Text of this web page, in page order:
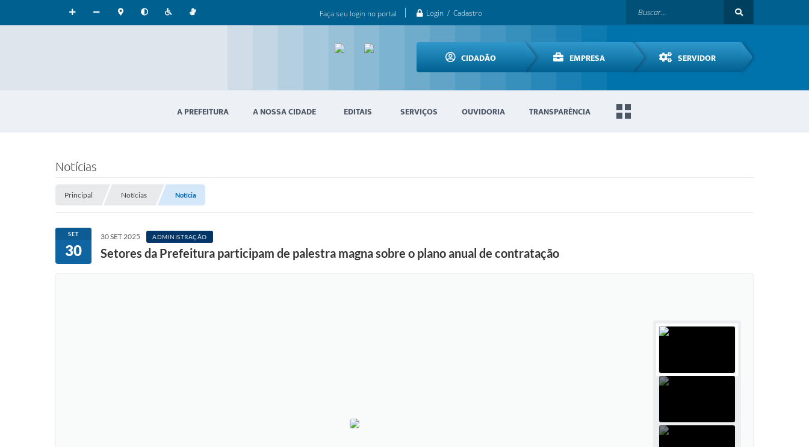
Faça seu login no portal Login / Cadastro
CIDADÃO EMPRESA SERVIDOR
A PREFEITURA A NOSSA CIDADE EDITAIS SERVIÇOS OUVIDORIA TRANSPARÊNCIA
Notícias
Principal Notícias Notícia
SET
30
30 SET 2025 ADMINISTRAÇÃO
Setores da Prefeitura participam de palestra magna sobre o plano anual de contratação